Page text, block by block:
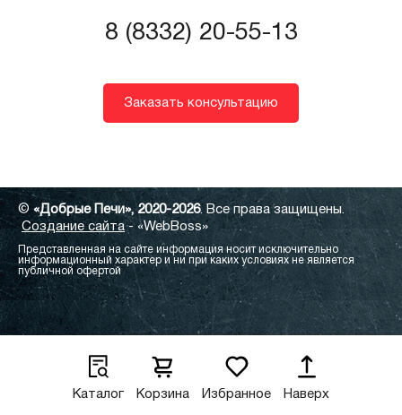
8 (8332) 20-55-13
Заказать консультацию
©«Добрые Печи», 2020-2026. Все права защищены.
Создание сайта- «WebBoss»
Представленная на сайте информация носит исключительно
информационный характер и ни при каких условиях не является
публичной офертой
Каталог Корзина Избранное Наверх